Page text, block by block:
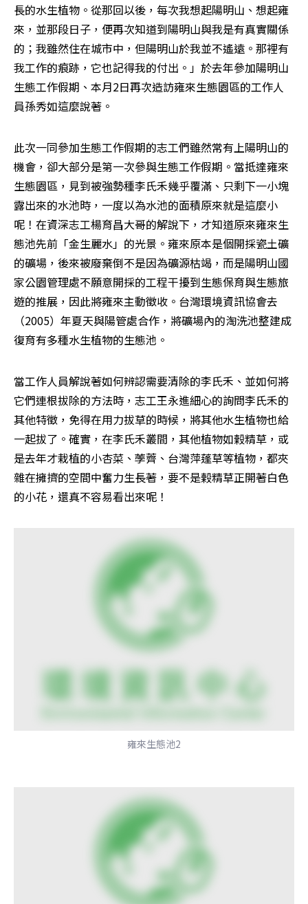
長的水生植物。從那回以後，每次我想起陽明山、想起雍
來，並那段日子，便再次知道到陽明山與我是有真實關係
的；我雖然住在城市中，但陽明山於我並不遙遠。那裡有
我工作的痕跡，它也記得我的付出。」於去年參加陽明山
生態工作假期、本月2日再次造訪雍來生態園區的工作人
員孫秀如這麼說著。
此次一同參加生態工作假期的志工們雖然常有上陽明山的
機會，卻大部分是第一次參與生態工作假期。當抵達雍來
生態園區，見到被強勢種李氏禾幾乎覆滿、只剩下一小塊
露出來的水池時，一度以為水池的面積原來就是這麼小
呢！在資深志工楊育昌大哥的解說下，才知道原來雍來生
態池先前「金生麗水」的光景。雍來原本是個開採瓷土礦
的礦場，後來被廢棄倒不是因為礦源枯竭，而是陽明山國
家公園管理處不願意開採的工程干擾到生態保育與生態旅
遊的推展，因此將雍來主動徵收。台灣環境資訊協會去
（2005）年夏天與陽管處合作，將礦場內的淘洗池整建成
復育有多種水生植物的生態池。
當工作人員解說著如何辨認需要清除的李氏禾、並如何將
它們連根拔除的方法時，志工王永進細心的詢問李氏禾的
其他特徵，免得在用力拔草的時候，將其他水生植物也給
一起拔了。確實，在李氏禾叢間，其他植物如榖精草，或
是去年才栽植的小杏菜、荸薺、台灣萍蓬草等植物，都夾
雜在擁擠的空間中奮力生長著，要不是榖精草正開著白色
的小花，還真不容易看出來呢！
雍來生態池2